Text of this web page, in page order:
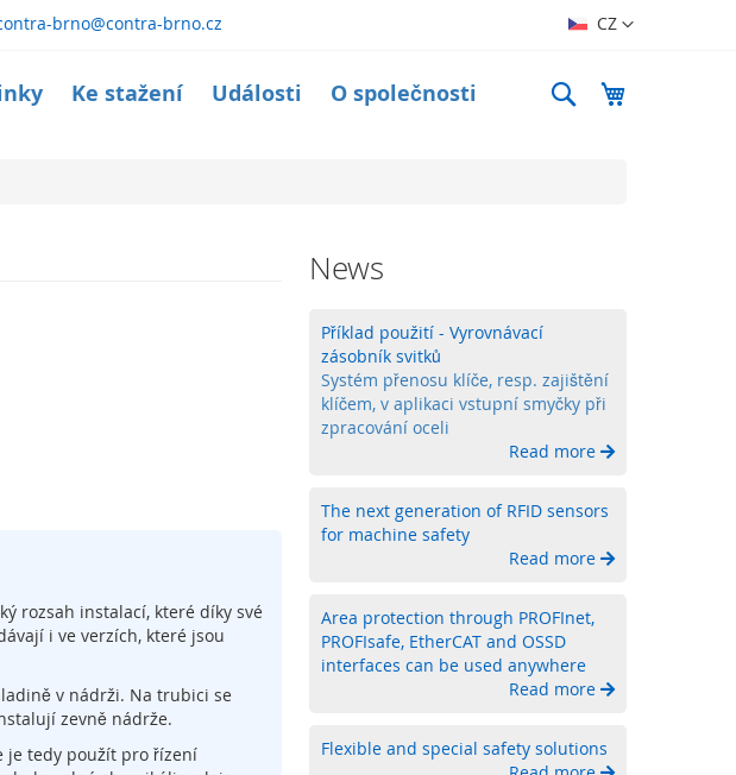
brno@contra-brno.cz JazykCZ
Ke stažení Události O společnosti Search
rozsah instalací, které díky své
i ve verzích, které jsou
v nádrži. Na trubici se
zevně nádrže.
je tedy použít pro řízení
News
Příklad použití - Vyrovnávací
zásobník svitků
Systém přenosu klíče, resp. zajištění
klíčem, v aplikaci vstupní smyčky při
zpracování oceli
Read more
The next generation of RFID sensors
for machine safety
Read more
Area protection through PROFInet,
PROFIsafe, EtherCAT and OSSD
interfaces can be used anywhere
Read more
Flexible and special safety solutions